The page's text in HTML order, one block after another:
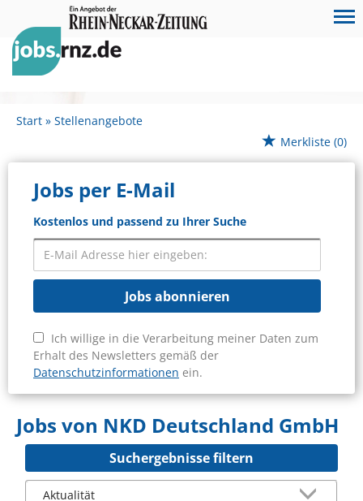
Start
Stellenangebote
Merkliste (0)
Jobs per E-Mail
Kostenlos und passend zu Ihrer Suche
Jobs abonnieren
Ich willige in die Verarbeitung meiner Daten zum
Erhalt des Newsletters gemäß der
Datenschutzinformationen ein.
Jobs von NKD Deutschland GmbH
Suchergebnisse filtern